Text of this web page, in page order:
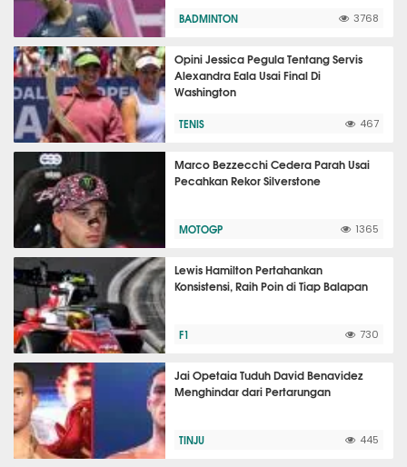
BADMINTON 3768
Opini Jessica Pegula Tentang Servis
Alexandra Eala Usai Final Di
Washington
TENIS 467
Marco Bezzecchi Cedera Parah Usai
Pecahkan Rekor Silverstone
MOTOGP 1365
Lewis Hamilton Pertahankan
Konsistensi, Raih Poin di Tiap Balapan
F1 730
Jai Opetaia Tuduh David Benavidez
Menghindar dari Pertarungan
TINJU 445